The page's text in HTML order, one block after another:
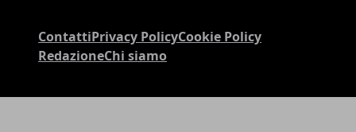
ContattiPrivacy PolicyCookie Policy
RedazioneChi siamo